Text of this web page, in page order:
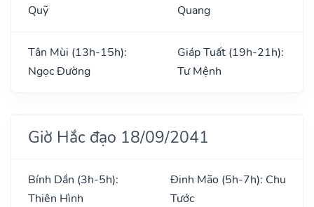
Quỹ
Quang
Tân Mùi (13h-15h):
Ngọc Đường
Giáp Tuất (19h-21h):
Tư Mệnh
Giờ Hắc đạo 18/09/2041
Bính Dần (3h-5h):
Thiên Hình
Đinh Mão (5h-7h): Chu
Tước